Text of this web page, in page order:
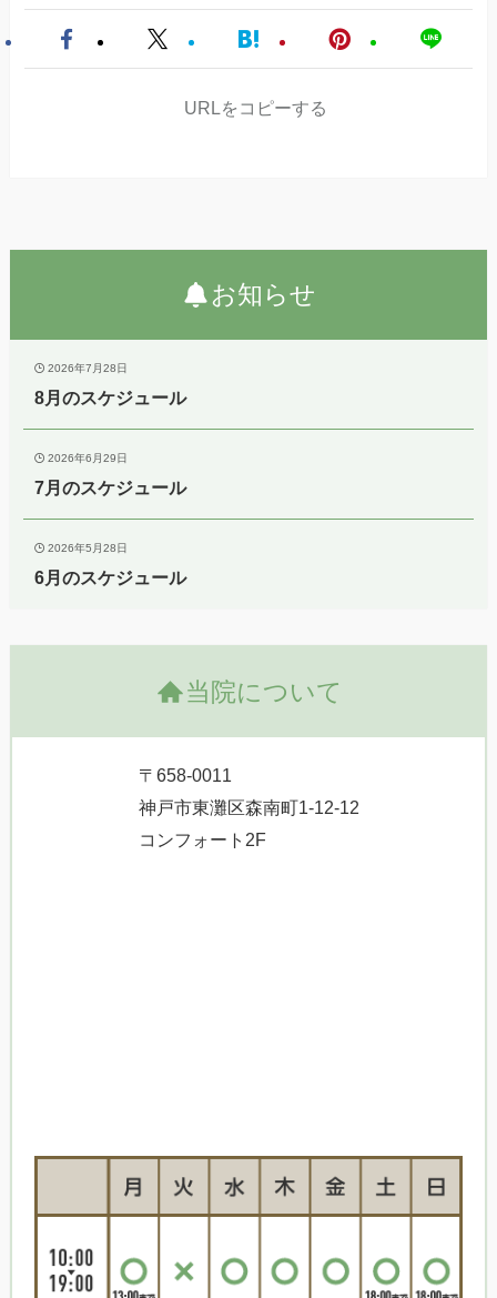
URLをコピーする
お知らせ
2026年7月28日
8月のスケジュール
2026年6月29日
7月のスケジュール
2026年5月28日
6月のスケジュール
当院について
〒658-0011
神戸市東灘区森南町1-12-12
コンフォート2F